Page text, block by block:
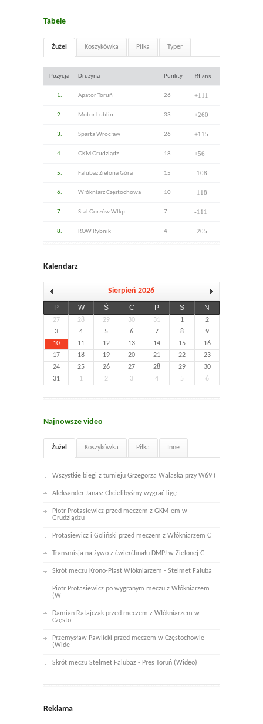
Tabele
Żużel Koszykówka Piłka Typer
Pozycja Drużyna Punkty Bilans
1. Apator Toruń 26 +111
2. Motor Lublin 33 +260
3. Sparta Wrocław 26 +115
4. GKM Grudziądz 18 +56
5. Falubaz Zielona Góra 15 -108
6. Włókniarz Częstochowa 10 -118
7. Stal Gorzów Wlkp. 7 -111
8. ROW Rybnik 4 -205
Kalendarz
Sierpień 2026
P W Ś C P S N
27 28 29 30 31 1
2
3
4 5 6 7 8
9
10
11 12 13 14 15
16
17
18 19 20 21 22
23
24
25 26 27 28 29
30
31
1 2 3 4 5 6
Najnowsze video
Żużel Koszykówka Piłka Inne
Wszystkie biegi z turnieju Grzegorza Walaska przy W69 (
Aleksander Janas: Chcielibyśmy wygrać ligę
Piotr Protasiewicz przed meczem z GKM-em w
Grudziądzu
Protasiewicz i Goliński przed meczem z Włókniarzem C
Transmisja na żywo z ćwierćfinału DMPJ w Zielonej G
Skrót meczu Krono-Plast Włókniarzem - Stelmet Faluba
Piotr Protasiewicz po wygranym meczu z Włókniarzem
(W
Damian Ratajczak przed meczem z Włókniarzem w
Często
Przemysław Pawlicki przed meczem w Częstochowie
(Wide
Skrót meczu Stelmet Falubaz - Pres Toruń (Wideo)
Reklama